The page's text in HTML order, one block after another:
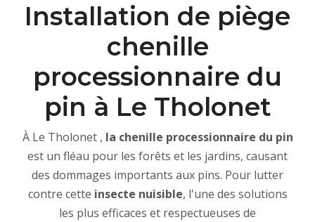
Installation de piège
chenille
processionnaire du
pin à Le Tholonet
À Le Tholonet , la chenille processionnaire du pin
est un fléau pour les forêts et les jardins, causant
des dommages importants aux pins. Pour lutter
contre cette insecte nuisible, l'une des solutions
les plus efficaces et respectueuses de